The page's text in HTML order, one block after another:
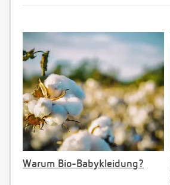
Warum Bio-Babykleidung?